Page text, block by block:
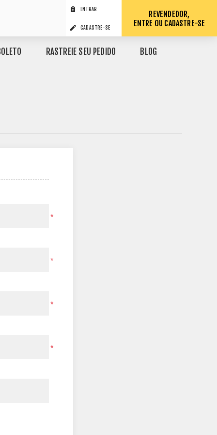
ENTRAR
CADASTRE-SE
REVENDEDOR,
ENTRE OU CADASTRE-SE
RASTREIE SEU PEDIDO BLOG
*
*
*
*